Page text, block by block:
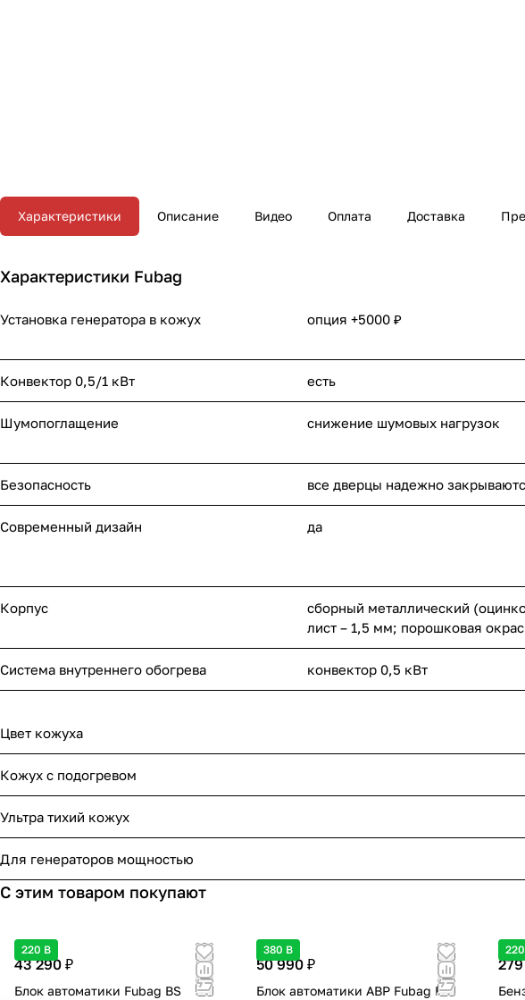
Характеристики Описание Видео Оплата Доставка
Характеристики Fubag
Установка генератора в кожух опция +5000 ₽
Конвектор 0,5/1 кВт есть
Шумопоглащение снижение шумовых нагрузок
Безопасность все дверцы надежно закрываютс
Современный дизайн да
Корпус
сборный металлический
лист – 1,5 мм; порошковая
Система внутреннего обогрева конвектор 0,5 кВт
Цвет кожуха
Кожух с подогревом
Ультра тихий кожух
Для генераторов мощностью
С этим товаром покупают
220 В
43 290 ₽
Блок автоматики Fubag BS
380 В
50 990 ₽
Блок автоматики АВР Fubag BS